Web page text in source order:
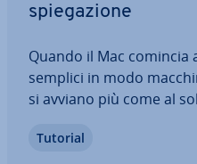
spie­ga­zio­ne
Quando il Mac comincia
semplici in modo
si avviano più come al
rapido può essere
Tutorial